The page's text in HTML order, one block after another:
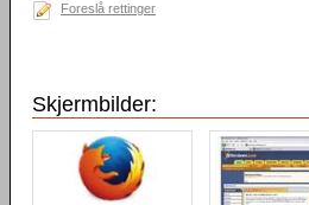
Foreslå rettinger
Skjermbilder: